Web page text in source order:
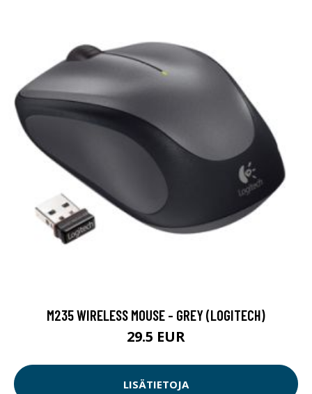
M235 WIRELESS MOUSE - GREY (LOGITECH)
29.5 EUR
LISÄTIETOJA